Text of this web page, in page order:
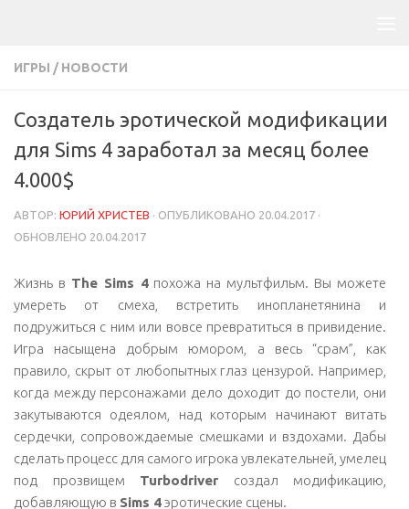
ИГРЫ / НОВОСТИ
Создатель эротической модификации
для Sims 4 заработал за месяц более
4.000$
АВТОР: ЮРИЙ ХРИСТЕВ · ОПУБЛИКОВАНО 20.04.2017 ·
ОБНОВЛЕНО 20.04.2017
Жизнь в The Sims 4похожа на мультфильм. Вы можете
умереть от смеха, встретить инопланетянина и
подружиться с ним или вовсе превратиться в привидение.
Игра насыщена добрым юмором, а весь “срам”, как
правило, скрыт от любопытных глаз цензурой. Например,
когда между персонажами дело доходит до постели, они
закутываются одеялом, над которым начинают витать
сердечки, сопровождаемые смешками и вздохами. Дабы
сделать процесс для самого игрока увлекательней, умелец
под прозвищем Turbodriver создал модификацию,
добавляющую в Sims 4эротические сцены.